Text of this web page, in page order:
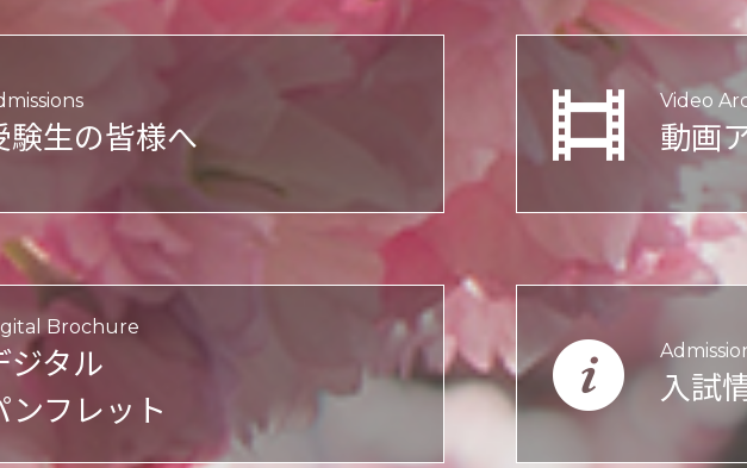
験生の皆様へ
Video
動画
Brochure
ジタル
ンフレット
入試